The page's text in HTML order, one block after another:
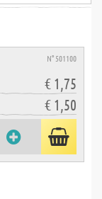
N° 501100
€ 1,75
€ 1,50